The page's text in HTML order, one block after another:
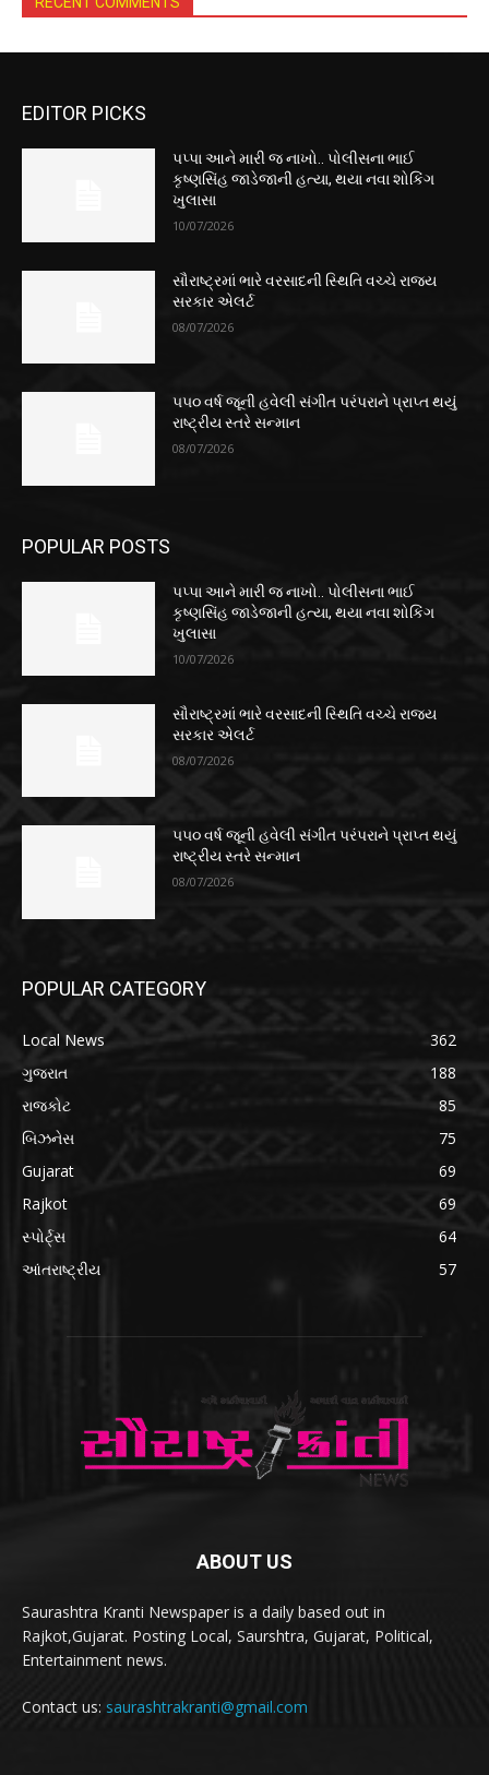
EDITOR PICKS
પપ્પા આને મારી જ નાખો.. પોલીસના ભાઈ
કૃષ્ણસિંહ જાડેજાની હત્યા, થયા નવા શોકિંગ
ખુલાસા
10/07/2026
સૌરાષ્ટ્રમાં ભારે વરસાદની સ્થિતિ વચ્ચે રાજ્ય
સરકાર એલર્ટ
08/07/2026
૫૫૦ વર્ષ જૂની હવેલી સંગીત પરંપરાને પ્રાપ્ત થયું
રાષ્ટ્રીય સ્તરે સન્માન
08/07/2026
POPULAR POSTS
પપ્પા આને મારી જ નાખો.. પોલીસના ભાઈ
કૃષ્ણસિંહ જાડેજાની હત્યા, થયા નવા શોકિંગ
ખુલાસા
10/07/2026
સૌરાષ્ટ્રમાં ભારે વરસાદની સ્થિતિ વચ્ચે રાજ્ય
સરકાર એલર્ટ
08/07/2026
૫૫૦ વર્ષ જૂની હવેલી સંગીત પરંપરાને પ્રાપ્ત થયું
રાષ્ટ્રીય સ્તરે સન્માન
08/07/2026
POPULAR CATEGORY
Local News
362
ગુજરાત
188
રાજકોટ
85
બિઝનેસ
75
Gujarat
69
Rajkot
69
સ્પોર્ટ્સ
64
આંતરાષ્ટ્રીય
57
ABOUT US
Saurashtra Kranti Newspaper is a daily based out in
Rajkot,Gujarat. Posting Local, Saurshtra, Gujarat, Political,
Entertainment news.
Contact us: saurashtrakranti@gmail.com